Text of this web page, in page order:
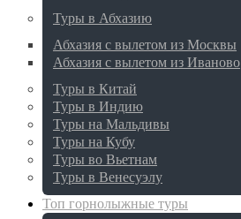
Туры в Абхазию
Абхазия с вылетом из Москвы
Абхазия с вылетом из Иваново
Туры в Китай
Туры в Индию
Туры на Мальдивы
Туры на Кубу
Туры во Вьетнам
Туры в Венесуэлу
Топ горнолыжные туры